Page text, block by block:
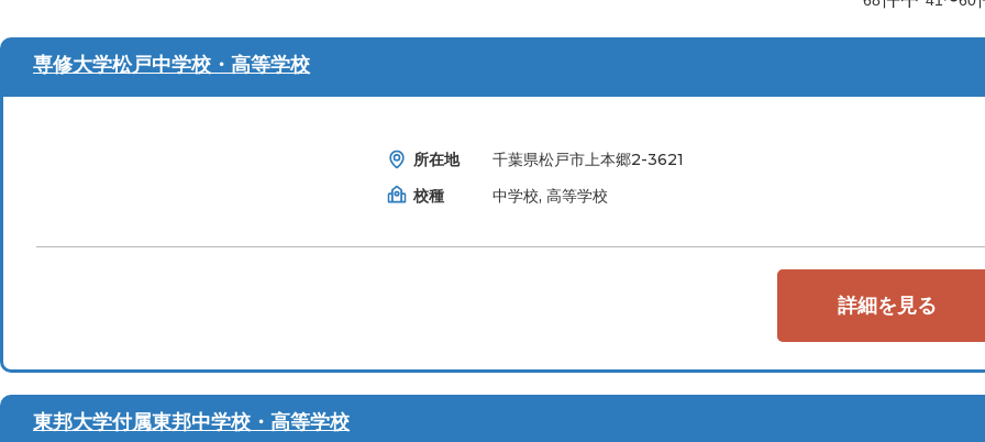
専修大学松戸中学校・高等学校
所在地
千葉県松戸市上本郷2-3621
校種
中学校, 高等学校
詳細を見る
東邦大学付属東邦中学校・高等学校